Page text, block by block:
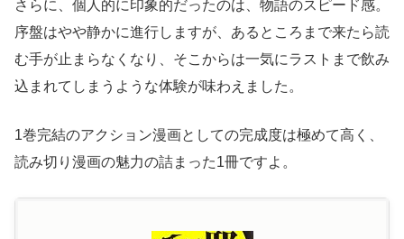
さらに、個人的に印象的だったのは、物語のスピード感。
序盤はやや静かに進行しますが、あるところまで来たら読
む手が止まらなくなり、そこからは一気にラストまで飲み
込まれてしまうような体験が味わえました。
1巻完結のアクション漫画としての完成度は極めて高く、
読み切り漫画の魅力の詰まった1冊ですよ。